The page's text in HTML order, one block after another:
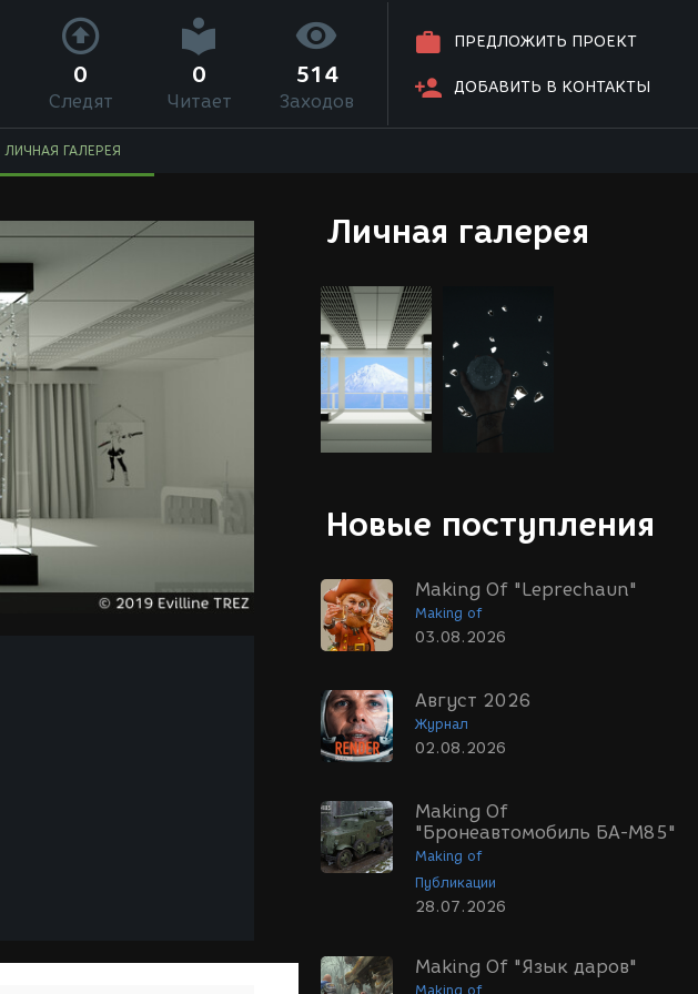
ПРЕДЛОЖИТЬ ПРОЕКТ
ДОБАВИТЬ В КОНТАКТЫ
0
Следят
0
Читает
514
Заходов
ЛИЧНАЯ ГАЛЕРЕЯ
Личная галерея
Новые поступления
Making Of "Leprechaun"
Making of
03.08.2026
Август 2026
Журнал
02.08.2026
Making Of
"Бронеавтомобиль БА-М85"
Making of
Публикации
28.07.2026
Making Of "Язык даров"
Making of